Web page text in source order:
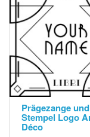
Prägezange und
Stempel Logo
Déco